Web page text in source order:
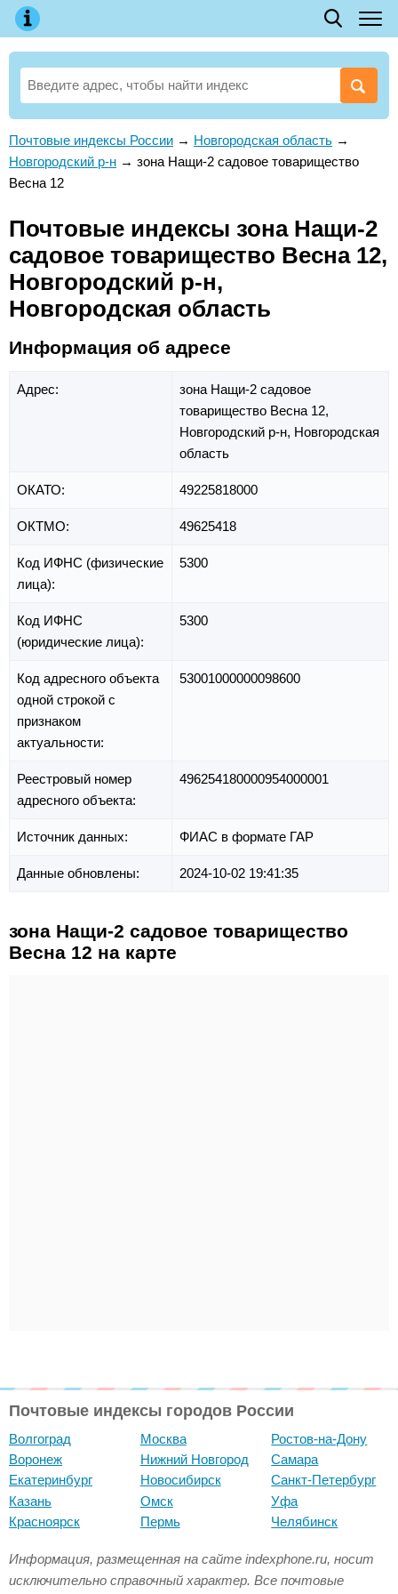
Почтовые индексы России → Новгородская область →
Новгородский р-н → зона Нащи-2 садовое товарищество
Весна 12
Почтовые индексы зона Нащи-2
садовое товарищество Весна 12,
Новгородский р-н,
Новгородская область
Информация об адресе
Адрес:
зона Нащи-2 садовое
товарищество Весна 12,
Новгородский р-н, Новгородская
область
ОКАТО: 49225818000
ОКТМО: 49625418
Код ИФНС (физические
лица):
5300
Код ИФНС
(юридические лица):
5300
Код адресного объекта
одной строкой с
признаком
актуальности:
53001000000098600
Реестровый номер
адресного объекта:
496254180000954000001
Источник данных: ФИАС в формате ГАР
Данные обновлены: 2024-10-02 19:41:35
зона Нащи-2 садовое товарищество
Весна 12 на карте
Почтовые индексы городов России
Волгоград
Воронеж
Екатеринбург
Казань
Красноярск
Москва
Нижний Новгород
Новосибирск
Омск
Пермь
Ростов-на-Дону
Самара
Санкт-Петербург
Уфа
Челябинск
Информация, размещенная на сайте indexphone.ru, носит
исключительно справочный характер. Все почтовые